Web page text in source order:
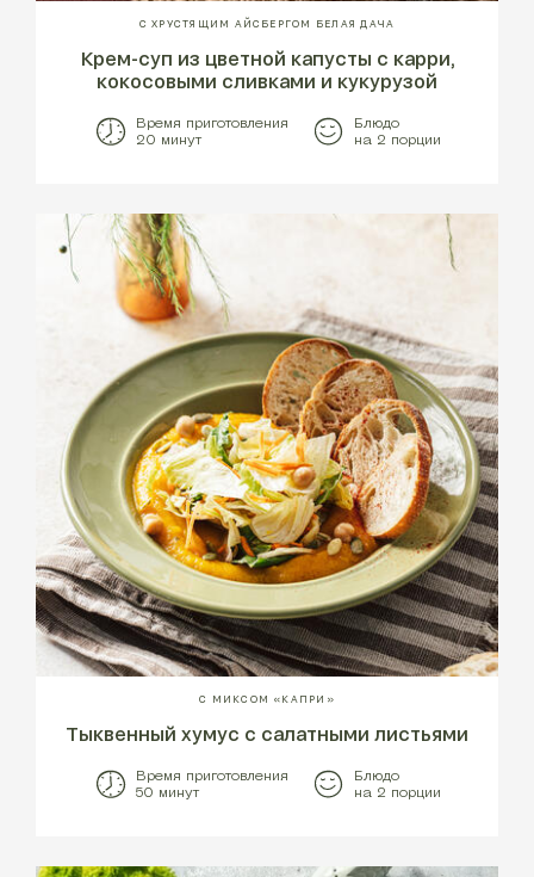
С ХРУСТЯЩИМ АЙСБЕРГОМ БЕЛАЯ ДАЧА
Крем-суп из цветной капусты с карри,
кокосовыми сливками и кукурузой
Время приготовления
20 минут
Блюдо
на 2 порции
С МИКСОМ «КАПРИ»
Тыквенный хумус с салатными листьями
Время приготовления
50 минут
Блюдо
на 2 порции